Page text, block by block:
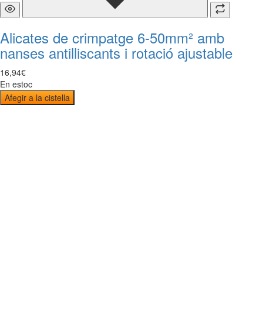
Alicates de crimpatge 6-50mm² amb
nanses antilliscants i rotació ajustable
16,94€
En estoc
Afegir a la cistella